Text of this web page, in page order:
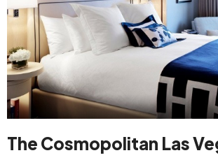
The Cosmopolitan Las